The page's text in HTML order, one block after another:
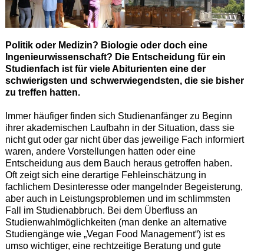
Politik oder Medizin? Biologie oder doch eine
Ingenieurwissenschaft? Die Entscheidung für ein
Studienfach ist für viele Abiturienten eine der
schwierigsten und schwerwiegendsten, die sie bisher
zu treffen hatten.
Immer häufiger finden sich Studienanfänger zu Beginn
ihrer akademischen Laufbahn in der Situation, dass sie
nicht gut oder gar nicht über das jeweilige Fach informiert
waren, andere Vorstellungen hatten oder eine
Entscheidung aus dem Bauch heraus getroffen haben.
Oft zeigt sich eine derartige Fehleinschätzung in
fachlichem Desinteresse oder mangelnder Begeisterung,
aber auch in Leistungsproblemen und im schlimmsten
Fall im Studienabbruch. Bei dem Überfluss an
Studienwahlmöglichkeiten (man denke an alternative
Studiengänge wie „Vegan Food Management“) ist es
umso wichtiger, eine rechtzeitige Beratung und gute